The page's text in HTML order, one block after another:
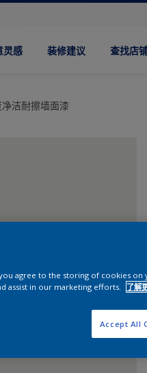
灵感 装修建议 查找店
洁耐擦墙面漆
you agree to the storing of cookies
assist in our marketing efforts.
了解
Accept All